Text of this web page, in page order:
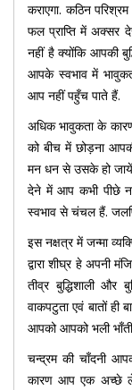
कराएगा. कठिन
फल प्राप्ति में अक्सर
नहीं है क्योंकि आपकी
आपके स्वभाव में
आप नहीं पहुँच पाते हैं.
अधिक भावुकता के
को बीच में छोड़ना
मन धन से उसके हो
देने में आप कभी पीछे
स्वभाव से चंचल हैं.
इस नक्षत्र में जन्मा
द्वारा शीघ्र हे अपनी
तीव्र बुद्धिशाली
वाकपटुता एवं बातों ही
आपको आपको भली
चन्द्रम की चाँदनी
कारण आप एक अच्छे